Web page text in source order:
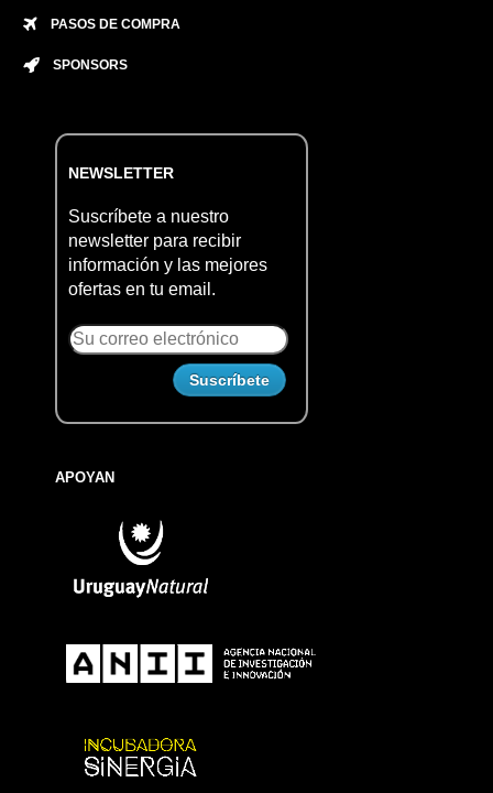
PASOS DE COMPRA
SPONSORS
NEWSLETTER
Suscríbete a nuestro
newsletter para recibir
información y las mejores
ofertas en tu email.
APOYAN